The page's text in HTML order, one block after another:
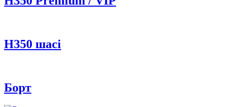
H350 шасі
Борт